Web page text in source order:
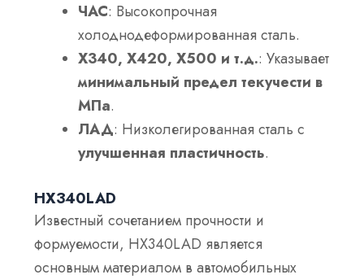
ЧАС: Высокопрочная
холоднодеформированная сталь.
X340, X420, X500 и т.д.: Указывает
минимальный предел текучести в
МПа.
ЛАД: Низколегированная сталь с
улучшенная пластичность.
HX340LAD
Известный сочетанием прочности и
формуемости, HX340LAD является
основным материалом в автомобильных